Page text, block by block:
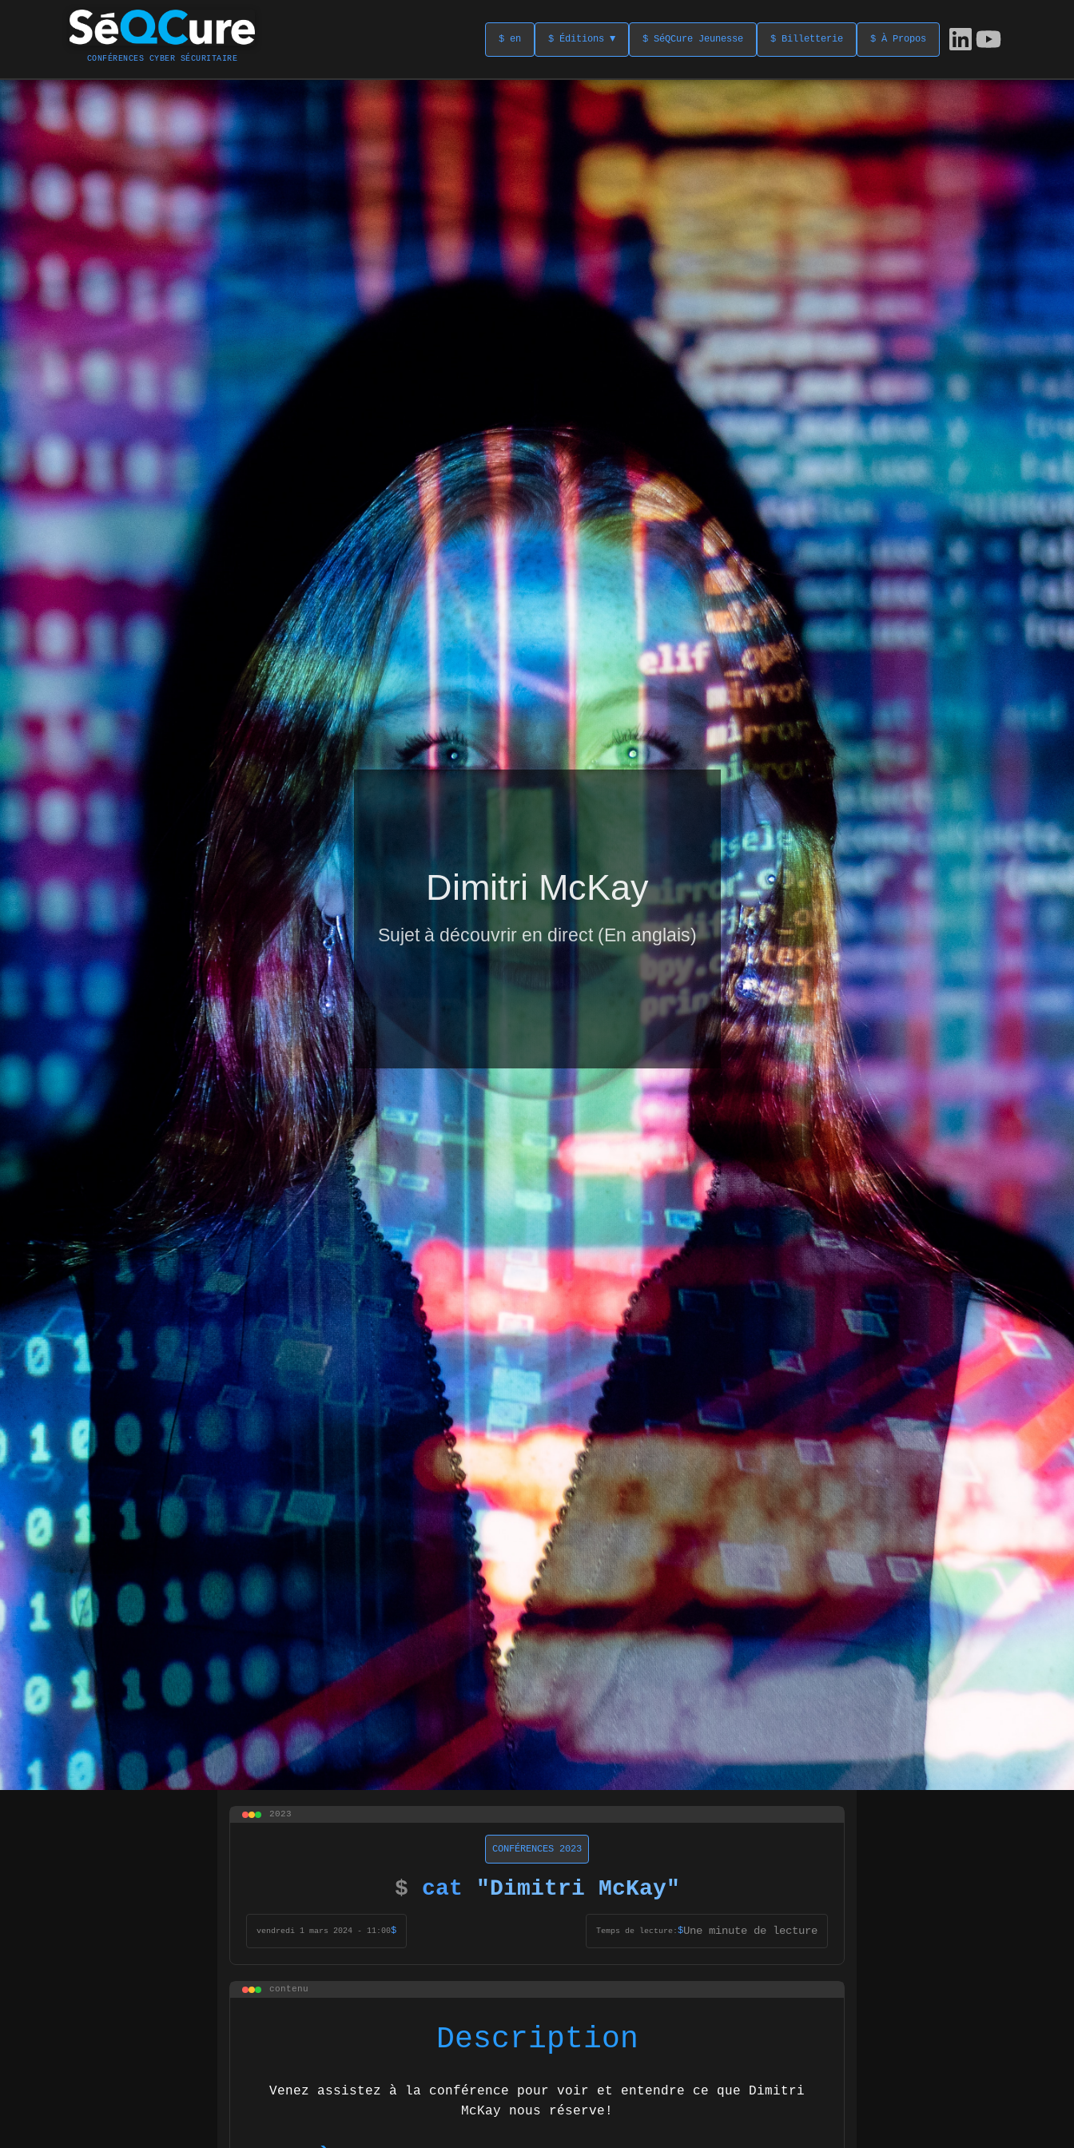
CONFÉRENCES CYBER SÉCURITAIRE
$ en $ Éditions ▼ $ SéQCure Jeunesse $ Billetterie $ À Propos
Dimitri McKay
Sujet à découvrir en direct (En anglais)
2023
CONFÉRENCES 2023
$ cat "Dimitri McKay"
vendredi 1 mars 2024 - 11:00$ Temps de lecture:$Une minute de lecture
contenu
Description
Venez assistez à la conférence pour voir et entendre ce que Dimitri
McKay nous réserve!